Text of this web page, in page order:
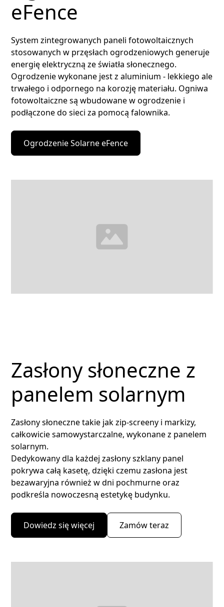
eFence
System zintegrowanych paneli fotowoltaicznych
stosowanych w przęsłach ogrodzeniowych generuje
energię elektryczną ze światła słonecznego.
Ogrodzenie wykonane jest z aluminium - lekkiego ale
trwałego i odpornego na korozję materiału. Ogniwa
fotowoltaiczne są wbudowane w ogrodzenie i
podłączone do sieci za pomocą falownika.
Ogrodzenie Solarne eFence
Zasłony słoneczne z
panelem solarnym
Zasłony słoneczne takie jak zip-screeny i markizy,
całkowicie samowystarczalne, wykonane z panelem
solarnym.
Dedykowany dla każdej zasłony szklany panel
pokrywa całą kasetę, dzięki czemu zasłona jest
bezawaryjna również w dni pochmurne oraz
podkreśla nowoczesną estetykę budynku.
Dowiedz się więcej Zamów teraz